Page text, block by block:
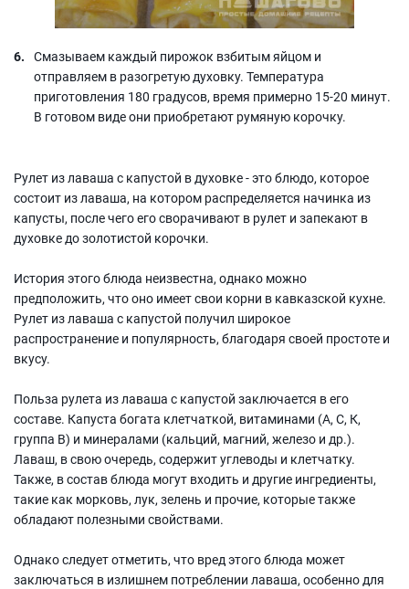
Смазываем каждый пирожок взбитым яйцом и
отправляем в разогретую духовку. Температура
приготовления 180 градусов, время примерно 15-20 минут.
В готовом виде они приобретают румяную корочку.
Рулет из лаваша с капустой в духовке - это блюдо, которое
состоит из лаваша, на котором распределяется начинка из
капусты, после чего его сворачивают в рулет и запекают в
духовке до золотистой корочки.
История этого блюда неизвестна, однако можно
предположить, что оно имеет свои корни в кавказской кухне.
Рулет из лаваша с капустой получил широкое
распространение и популярность, благодаря своей простоте и
вкусу.
Польза рулета из лаваша с капустой заключается в его
составе. Капуста богата клетчаткой, витаминами (А, С, К,
группа В) и минералами (кальций, магний, железо и др.).
Лаваш, в свою очередь, содержит углеводы и клетчатку.
Также, в состав блюда могут входить и другие ингредиенты,
такие как морковь, лук, зелень и прочие, которые также
обладают полезными свойствами.
Однако следует отметить, что вред этого блюда может
заключаться в излишнем потреблении лаваша, особенно для